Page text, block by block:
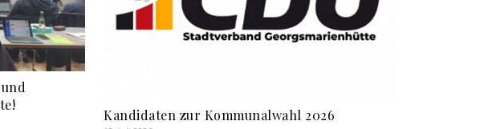
Kandidaten zur Kommunalwahl 2026